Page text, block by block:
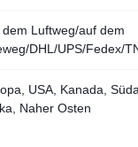
dem Luftweg/auf dem
DHL/UPS/Fedex/
USA, Kanada,
Naher Osten